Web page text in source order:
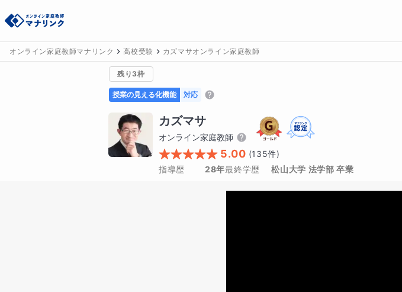
オンライン家庭教師マナリンク 高校受験 カズマサオンライン家庭教師
残り3枠
授業の見える化機能 対応
カズマサ
オンライン家庭教師
5.00 (135件)
指導歴
28年最終学歴 松山大学 法学部 卒業